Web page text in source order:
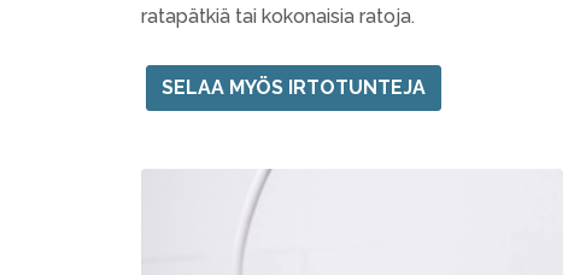
ratapätkiä tai kokonaisia ratoja.
SELAA MYÖS IRTOTUNTEJA